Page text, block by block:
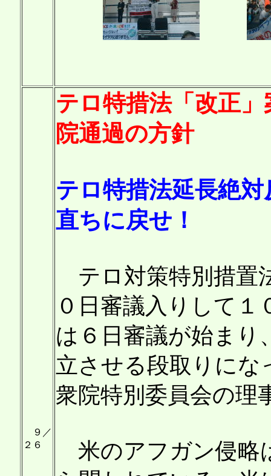
９／
２６
テロ特措法「改正
院通過の方針
テロ特措法延長絶
直ちに戻せ！
テロ対策特別措置
０日審議入りして１
は６日審議が始まり
立させる段取りにな
衆院特別委員会の理
米のアフガン侵略